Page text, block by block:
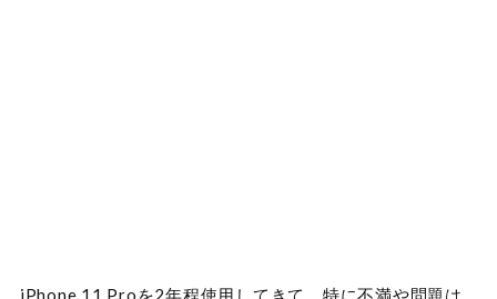
iPhone 11 Proを2年程使用してきて、特に不満や問題は